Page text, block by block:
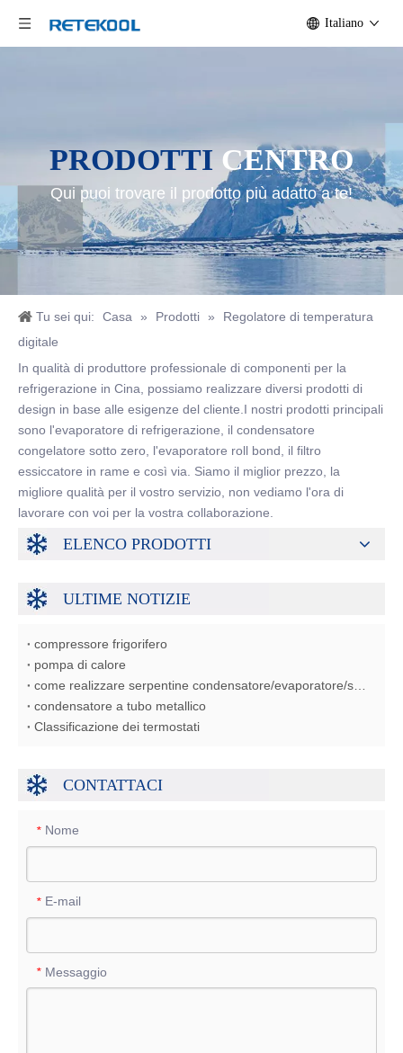
Italiano
PRODOTTI CENTRO
Qui puoi trovare il prodotto più adatto a te!
Tu sei qui: Casa » Prodotti »
Regolatore di temperatura
digitale
In qualità di produttore professionale di componenti per la
refrigerazione in Cina, possiamo realizzare diversi prodotti di
design in base alle esigenze del cliente.I nostri prodotti principali
sono l'evaporatore di refrigerazione, il condensatore
congelatore sotto zero, l'evaporatore roll bond, il filtro
essiccatore in rame e così via. Siamo il miglior prezzo, la
migliore qualità per il vostro servizio, non vediamo l'ora di
lavorare con voi per la vostra collaborazione.
ELENCO PRODOTTI
ULTIME NOTIZIE
compressore frigorifero
pompa di calore
condensatore a tubo metallico
Classificazione dei termostati
CONTATTACI
* Nome
* E-mail
* Messaggio